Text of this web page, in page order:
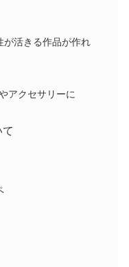
活きる作品が作れ
アクセサリーに